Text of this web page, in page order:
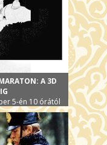
A 3D
5-én 10 órától